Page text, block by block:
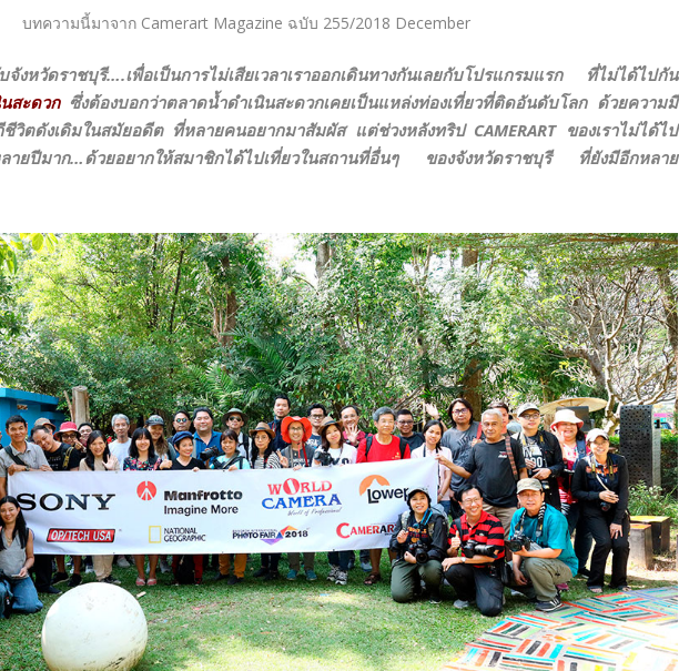
บทความนี้มาจาก Camerart Magazine ฉบับ 255/2018 December
จังหวัดราชบุรี….เพื่อเป็นการไม่เสียเวลาเราออกเดินทางกันเลยกับโปรแกรมแรก ที่ไม่ได้ไปกัน
สะดวกซึ่งต้องบอกว่าตลาดน้ำดำเนินสะดวกเคยเป็นแหล่งท่องเที่ยวที่ติดอันดับโลก ด้วยความมี
วิตดังเดิมในสมัยอดีต ที่หลายคนอยากมาสัมผัส แต่ช่วงหลังทริป CAMERART ของเราไม่ได้ไป
ลายปีมาก…ด้วยอยากให้สมาชิกได้ไปเที่ยวในสถานที่อื่นๆ ของจังหวัดราชบุรี ที่ยังมีอีกหลาย